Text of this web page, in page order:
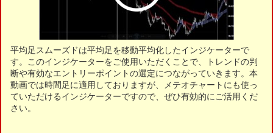
平均足スムーズドは平均足を移動平均化したインジケーターで
す。このインジケーターをご使用いただくことで、トレンドの判
断や有効なエントリーポイントの選定につながっていきます。本
動画では時間足に適用しておりますが、メテオチャートにも使っ
ていただけるインジケーターですので、ぜひ有効的にご活用くだ
さい。